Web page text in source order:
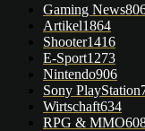
Gaming News
Artikel1864
Shooter1416
E-Sport1273
Nintendo906
Sony PlayStation
Wirtschaft634
RPG & MMO